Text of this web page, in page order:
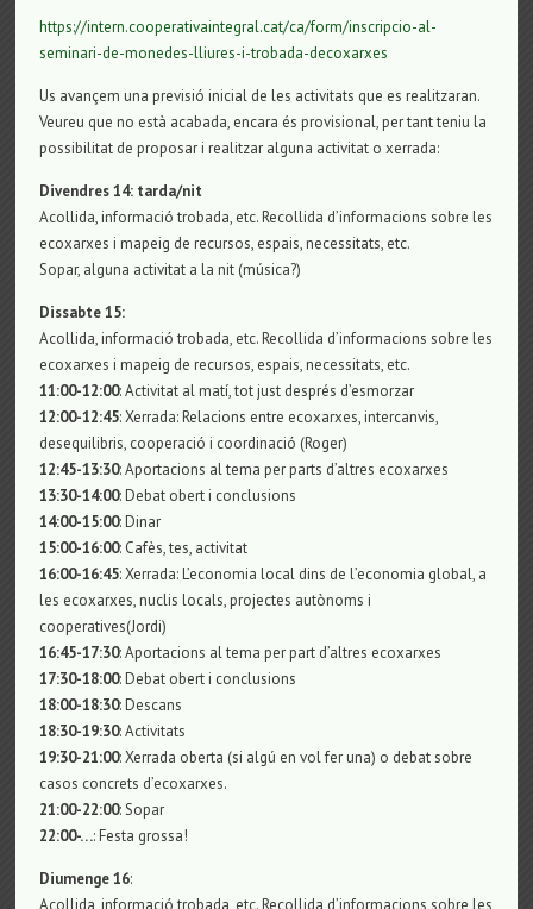
https://intern.cooperativaintegral.cat/ca/form/inscripcio-al-
seminari-de-monedes-lliures-i-trobada-decoxarxes
Us avançem una previsió inicial de les activitats que es realitzaran.
Veureu que no està acabada, encara és provisional, per tant teniu la
possibilitat de proposar i realitzar alguna activitat o xerrada:
Divendres 14: tarda/nit
Acollida, informació trobada, etc. Recollida d’informacions sobre les
ecoxarxes i mapeig de recursos, espais, necessitats, etc.
Sopar, alguna activitat a la nit (música?)
Dissabte 15:
Acollida, informació trobada, etc. Recollida d’informacions sobre les
ecoxarxes i mapeig de recursos, espais, necessitats, etc.
11:00-12:00: Activitat al matí, tot just després d’esmorzar
12:00-12:45: Xerrada: Relacions entre ecoxarxes, intercanvis,
desequilibris, cooperació i coordinació (Roger)
12:45-13:30: Aportacions al tema per parts d’altres ecoxarxes
13:30-14:00: Debat obert i conclusions
14:00-15:00: Dinar
15:00-16:00: Cafès, tes, activitat
16:00-16:45: Xerrada: L’economia local dins de l’economia global, a
les ecoxarxes, nuclis locals, projectes autònoms i
cooperatives(Jordi)
16:45-17:30: Aportacions al tema per part d’altres ecoxarxes
17:30-18:00: Debat obert i conclusions
18:00-18:30: Descans
18:30-19:30: Activitats
19:30-21:00: Xerrada oberta (si algú en vol fer una) o debat sobre
casos concrets d’ecoxarxes.
21:00-22:00: Sopar
22:00-…: Festa grossa!
Diumenge 16:
Acollida, informació trobada, etc. Recollida d’informacions sobre les